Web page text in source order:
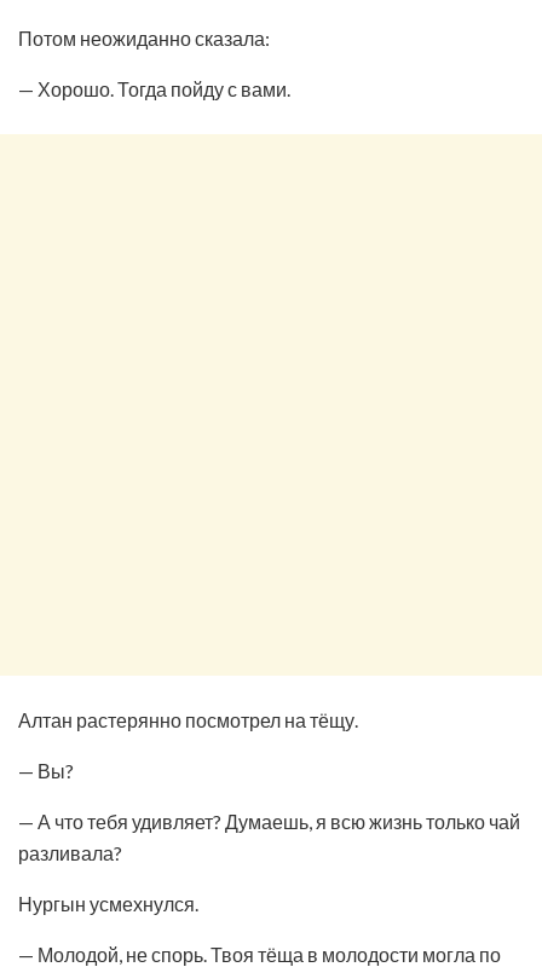
Потом неожиданно сказала:
— Хорошо. Тогда пойду с вами.
Алтан растерянно посмотрел на тёщу.
— Вы?
— А что тебя удивляет? Думаешь, я всю жизнь только чай
разливала?
Нургын усмехнулся.
— Молодой, не спорь. Твоя тёща в молодости могла по